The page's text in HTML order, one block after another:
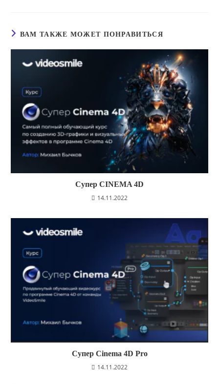
ВАМ ТАКЖЕ МОЖЕТ ПОНРАВИТЬСЯ
Супер CINEMA 4D
14.11.2022
Супер Cinema 4D Pro
14.11.2022